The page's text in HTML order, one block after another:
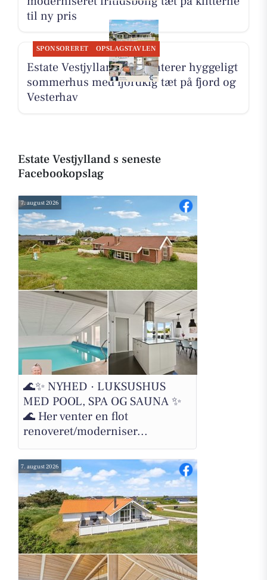
til ny pris
SPONSORERET OPSLAGSTAVLEN
Estate Vestjylland præsenterer hyggeligt
sommerhus med fjordkig tæt på fjord og
Vesterhav
Estate Vestjylland s seneste
Facebookopslag
7. august 2026
🌊✨ NYHED · LUKSUSHUS
MED POOL, SPA OG SAUNA ✨
🌊 Her venter en flot
renoveret/moderniser...
7. august 2026